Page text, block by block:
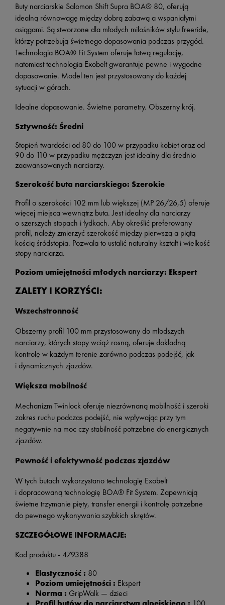
Buty narciarskie Salomon Shift Supra BOA® 80, oferują
idealną równowagę między dobrą zabawą a wspaniałymi
osiągami. Są stworzone dla młodych miłośników stylu freeride,
którzy potrzebują świetnego dopasowania podczas przygód.
Technologia BOA® Fit System oferuje łatwą regulację,
natomiast technologia Exobelt gwarantuje pewne i wygodne
dopasowanie. Model ten jest przystosowany do każdej
sytuacji w górach.
Idealne dopasowanie. Świetne parametry. Obszerny krój.
Sztywność: Średni
Stopień twardości od 80 do 100 w przypadku kobiet oraz od
90 do 110 w przypadku mężczyzn jest idealny dla średnio
zaawansowanych narciarzy.
Szerokość buta narciarskiego: Szerokie
Profil o szerokości 102 mm lub większej (MP 26/26,5) oferuje
więcej miejsca wewnątrz buta. Jest idealny dla narciarzy
o szerszych stopach i łydkach. Aby określić preferowany
profil, należy zmierzyć szerokość między pierwszą a piątą
kością śródstopia. Pozwala to ustalić naturalny kształt i wielkość
stopy narciarza.
Poziom umiejętności młodych narciarzy: Ekspert
ZALETY I KORZYŚCI:
Wszechstronność
Obszerny profil 100 mm przystosowany do młodszych
narciarzy, których stopy wciąż rosną, oferuje dokładną
kontrolę w każdym terenie zarówno podczas podejść, jak
i dynamicznych zjazdów.
Większa mobilność
Mechanizm Twinlock oferuje niezrównaną mobilność i szeroki
zakres ruchu podczas podejść, nie wpływając przy tym
negatywnie na moc czy stabilność potrzebne do energicznych
zjazdów.
Pewność i efektywność podczas zjazdów
W tych butach wykorzystano technologię Exobelt
i dopracowaną technologię BOA® Fit System. Zapewniają
świetne trzymanie pięty, transfer energii i kontrolę potrzebne
do pewnego wykonywania szybkich skrętów.
SZCZEGÓŁOWE INFORMACJE:
Kod produktu - 479388
Elastyczność : 80
Poziom umiejętności : Ekspert
Norma : GripWalk — dzieci